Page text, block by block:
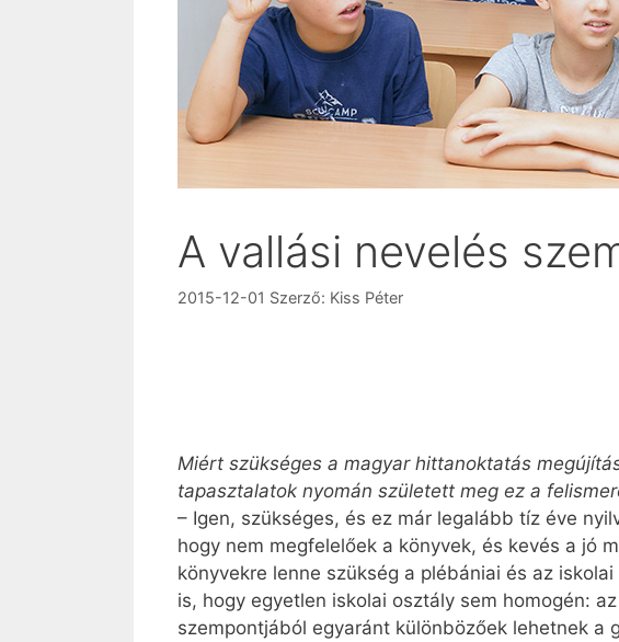
A vallási nevelés
2015-12-01 Szerző: Kiss Péter
Miért szükséges a magyar hittanoktatás
tapasztalatok nyomán született meg ez a
– Igen, szükséges, és ez már legalább tíz éve
hogy nem megfelelőek a könyvek, és kevés a jó
könyvekre lenne szükség a plébániai és az
is, hogy egyetlen iskolai osztály sem homogén:
szempontjából egyaránt különbözőek lehetnek